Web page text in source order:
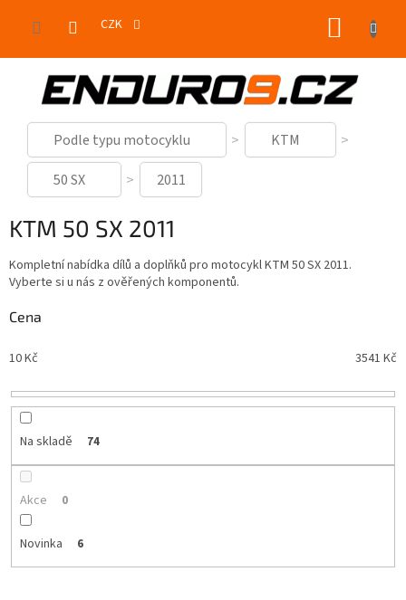
CZK
Podle typu motocyklu
KTM
50 SX
2011
KTM 50 SX 2011
Kompletní nabídka dílů a doplňků pro motocykl KTM 50 SX 2011.
Vyberte si u nás z ověřených komponentů.
Cena
10Kč 3541 Kč
Na skladě 74
Akce 0
Novinka 6